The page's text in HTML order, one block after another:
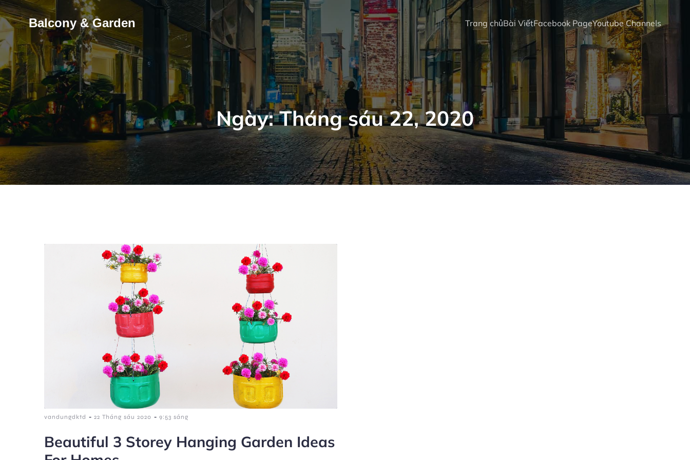
Skip
to
content Balcony & Garden Trang chủBài ViếtFacebook PageYoutube Channels
Ngày:Tháng sáu 22, 2020
vandungdktd - 22 Tháng sáu 2020 - 9:53 sáng
Beautiful 3 Storey Hanging Garden Ideas